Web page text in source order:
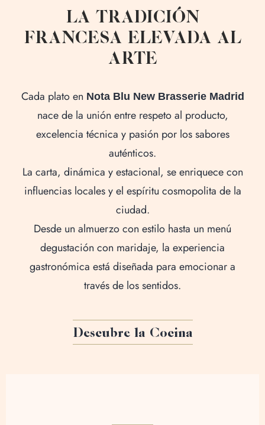
LA TRADICIÓN
FRANCESA ELEVADA AL
ARTE
Cada plato en Nota Blu New Brasserie Madrid
nace de la unión entre respeto al producto,
excelencia técnica y pasión por los sabores
auténticos.
La carta, dinámica y estacional, se enriquece con
influencias locales y el espíritu cosmopolita de la
ciudad.
Desde un almuerzo con estilo hasta un menú
degustación con maridaje, la experiencia
gastronómica está diseñada para emocionar a
través de los sentidos.
Descubre la Cocina
Nuestra
Eventos
Experiencias
Calle Claudio Coello,